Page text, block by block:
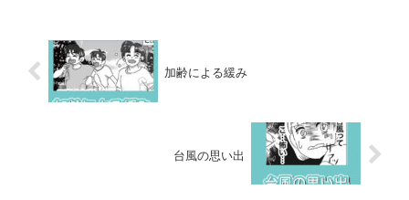
加齢による緩み
台風の思い出